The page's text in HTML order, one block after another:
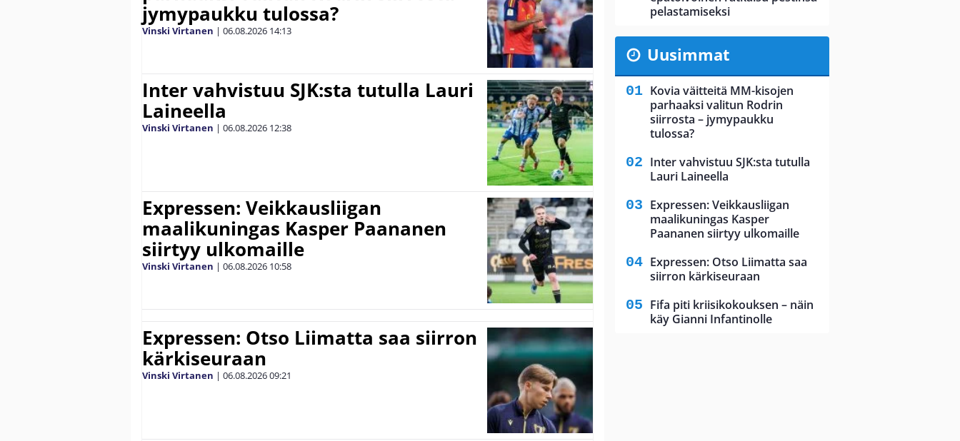
jymypaukku tulossa?
Vinski Virtanen | 06.08.2026 14:13
Inter vahvistuu SJK:sta tutulla Lauri
Laineella
Vinski Virtanen | 06.08.2026 12:38
Expressen: Veikkausliigan
maalikuningas Kasper Paananen
siirtyy ulkomaille
Vinski Virtanen | 06.08.2026 10:58
Expressen: Otso Liimatta saa siirron
kärkiseuraan
Vinski Virtanen | 06.08.202609:21
pelastamiseksi
Uusimmat
Kovia väitteitä MM-kisojen
parhaaksi valitun Rodrin
siirrosta – jymypaukku
tulossa?
Inter vahvistuu SJK:sta tutulla
Lauri Laineella
Expressen: Veikkausliigan
maalikuningas Kasper
Paananen siirtyy ulkomaille
Expressen: Otso Liimatta saa
siirron kärkiseuraan
Fifa piti kriisikokouksen – näin
käy Gianni Infantinolle